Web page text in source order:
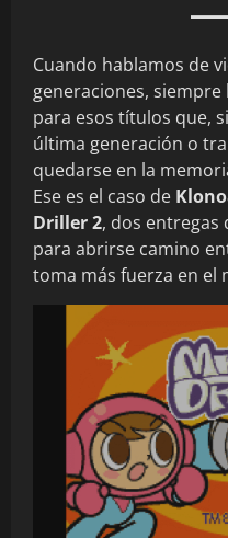
Cuando hablamos de
generaciones,
para esos títulos que,
última generación o
quedarse en la
Ese es el caso de
Driller 2, dos entregas
para abrirse camino
toma más fuerza en el